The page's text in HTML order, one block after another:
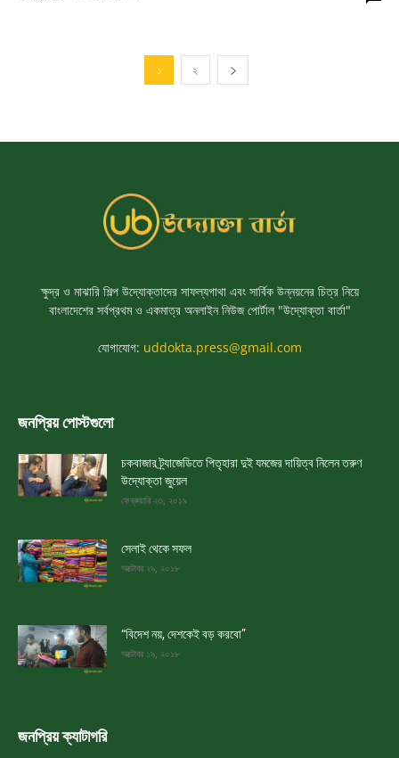
১ ২
ক্ষুদ্র ও মাঝারি শিল্প উদ্যোক্তাদের সাফল্যগাথা এবং সার্বিক উন্নয়নের চিত্র নিয়ে
বাংলাদেশের সর্বপ্রথম ও একমাত্র অনলাইন নিউজ পোর্টাল "উদ্যোক্তা বার্তা"
যোগাযোগ: uddokta.press@gmail.com
জনপ্রিয় পোস্টগুলো
চকবাজার ট্র্যাজেডিতে পিতৃহারা দুই যমজের দায়িত্ব নিলেন তরুণ
উদ্যোক্তা জুয়েল
ফেব্রুয়ারি ২৩, ২০১৯
সেলাই থেকে সফল
অক্টোবর ২৯, ২০১৮
“বিদেশ নয়, দেশকেই বড় করবো”
অক্টোবর ১৯, ২০১৮
জনপ্রিয় ক্যাটাগরি